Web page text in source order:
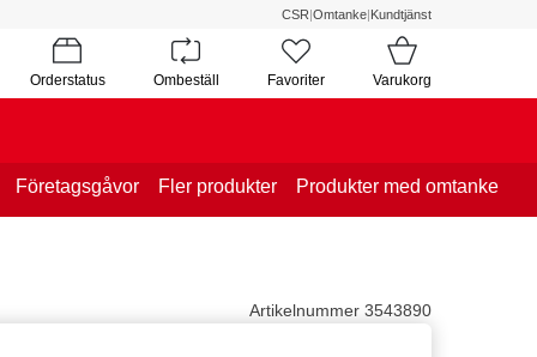
CSR|Omtanke|Kundtjänst
Orderstatus Ombeställ Favoriter Varukorg
Företagsgåvor Fler produkter Produkter med omtanke
Artikelnummer 3543890